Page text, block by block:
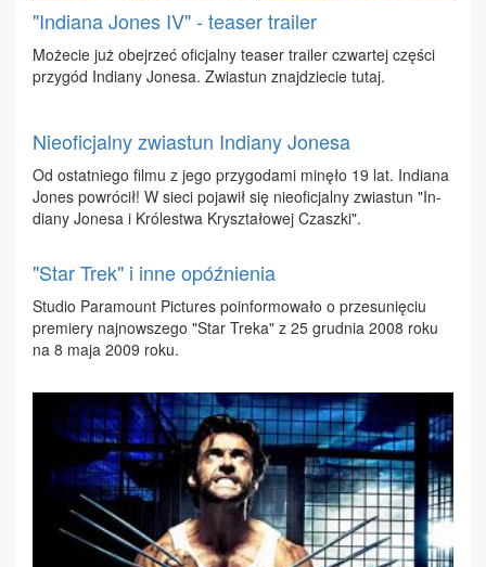
"Indiana Jones IV" - teaser trailer
Mo­że­cie już obej­rzeć ofi­cjal­ny te­aser tra­iler czwar­tej czę­ści
przy­gód In­dia­ny Jo­ne­sa. Zwia­stun znaj­dzie­cie tu­taj.
Nieoficjalny zwiastun Indiany Jonesa
Od ostat­nie­go fil­mu z je­go przy­go­da­mi mi­nę­ło 19 lat. In­dia­na
Jo­nes po­wró­cił! W sie­ci po­ja­wił się nie­ofi­cjal­ny zwia­stun "In­
dia­ny Jo­ne­sa i Kró­le­stwa Krysz­ta­ło­wej Czasz­ki".
"Star Trek" i inne opóźnienia
Stu­dio Pa­ra­mo­unt Pic­tu­res po­in­for­mo­wa­ło o prze­su­nię­ciu
pre­mie­ry naj­now­sze­go "Star Tre­ka" z 25 grud­nia 2008 ro­ku
na 8 ma­ja 2009 ro­ku.